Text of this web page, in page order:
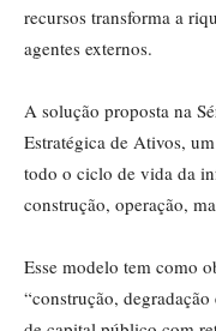
recursos transforma a
agentes externos.
A solução proposta na
Estratégica de Ativos,
todo o ciclo de vida da
construção, operação,
Esse modelo tem como
“construção,